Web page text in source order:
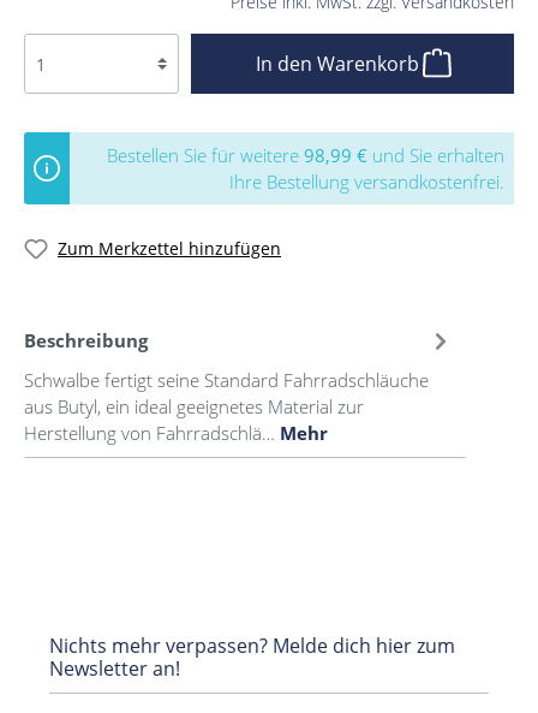
In den Warenkorb
Bestellen Sie für weitere 98,99 € und Sie erhalten
Ihre Bestellung versandkostenfrei.
Zum Merkzettel hinzufügen
Beschreibung
Schwalbe fertigt seine Standard Fahrradschläuche
aus Butyl, ein ideal geeignetes Material zur
Herstellung von Fahrradschlä… Mehr
Nichts mehr verpassen? Melde dich hier zum
Newsletter an!